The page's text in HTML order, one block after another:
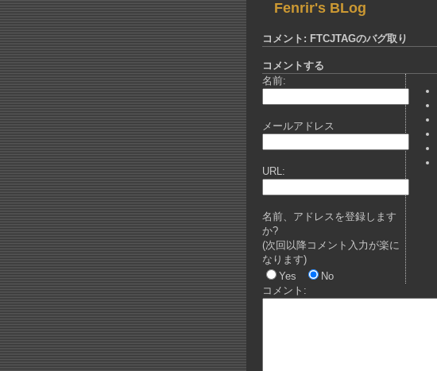
Fenrir's BLog
コメント: FTCJTAGのバグ取り
コメントする
名前:
メールアドレス
URL:
名前、アドレスを登録します
か?
(次回以降コメント入力が楽に
なります)
Yes
No
コメント: